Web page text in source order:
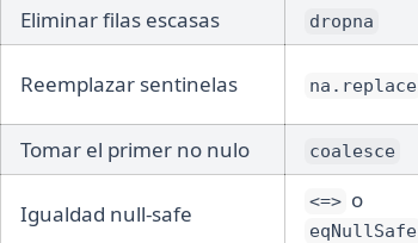
Eliminar filas escasas
dropna
Reemplazar sentinelas na.replace
Tomar el primer no nulo
coalesce
Igualdad null-safe <=> o
eqNullSafe